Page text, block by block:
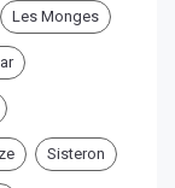
Les Monges
Sisteron